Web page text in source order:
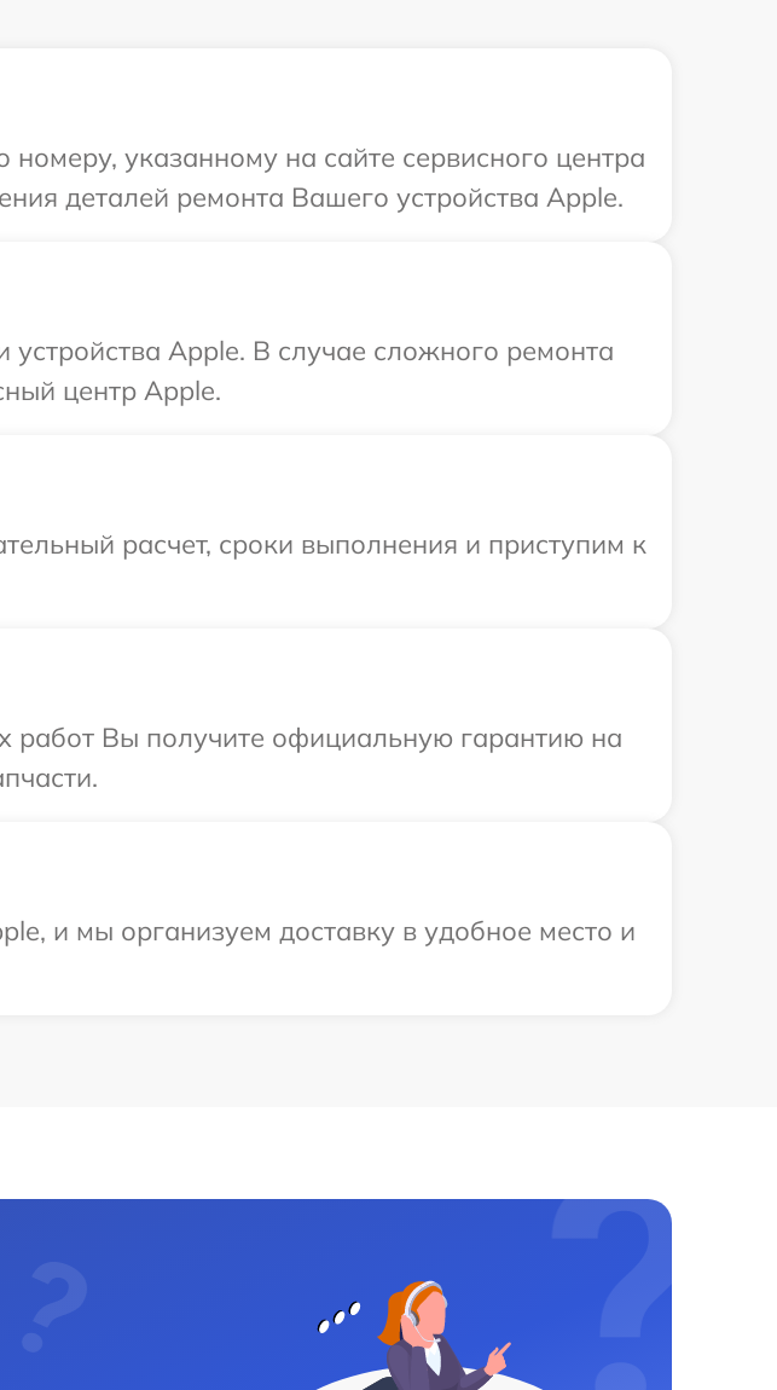
указанному на сайте сервисного центра
деталей ремонта Вашего устройства Apple.
Apple. В случае сложного ремонта
центр Apple.
расчет, сроки выполнения и приступим к
работ Вы получите официальную гарантию на
и мы организуем доставку в удобное место и